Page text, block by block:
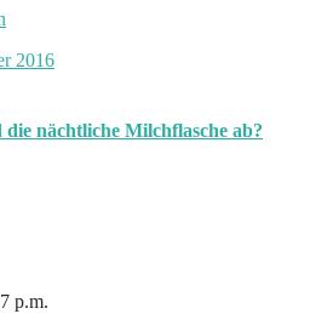
2016
nächtliche Milchflasche ab?
p.m.